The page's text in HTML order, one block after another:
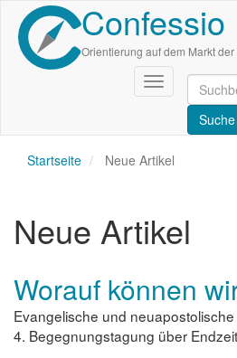
Direkt
zum
Inhalt
Confessio
Orientierung auf dem Markt
Navigation
aktivieren/
Startseite Neue Artikel
Neue Artikel
Worauf können
Evangelische und
4. Begegnungstagung über